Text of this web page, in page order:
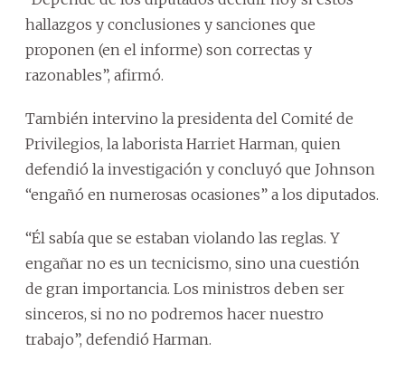
hallazgos y conclusiones y sanciones que
proponen (en el informe) son correctas y
razonables”, afirmó.
También intervino la presidenta del Comité de
Privilegios, la laborista Harriet Harman, quien
defendió la investigación y concluyó que Johnson
“engañó en numerosas ocasiones” a los diputados.
“Él sabía que se estaban violando las reglas. Y
engañar no es un tecnicismo, sino una cuestión
de gran importancia. Los ministros deben ser
sinceros, si no no podremos hacer nuestro
trabajo”, defendió Harman.